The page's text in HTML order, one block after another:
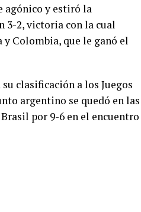
agónico y estiró la
3-2, victoria con la cual
Colombia, que le ganó el
clasificación a los Juegos
argentino se quedó en las
por 9-6 en el encuentro